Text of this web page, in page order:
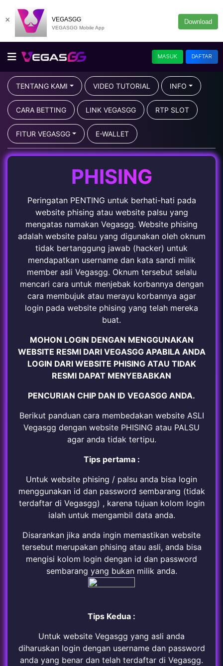
VEGASGG
VEGASGG Mobile App
Download
×
MASUK DAFTAR
TENTANG KAMI VIDEO TUTORIAL INFO
CARA BETTING LINK VEGASGG RTP SLOT
FITUR VEGASGG E-WALLET
PHISING
Peringatan PENTING untuk berhati-hati pada
website phising atau website palsu yang
mengatas namakan Vegasgg. Website phising
adalah website palsu yang digunakan oleh oknum
tidak bertanggung jawab (hacker) untuk
mendapatkan username dan kata sandi milik
member asli Vegasgg. Oknum tersebut selalu
mencari cara untuk menjebak korbannya dengan
cara membujuk atau merayu korbannya agar
login pada website phising yang telah mereka
buat.
MOHON LOGIN DENGAN MENGGUNAKAN
WEBSITE RESMI DARI VEGASGG APABILA ANDA
LOGIN DARI WEBSITE PHISING ATAU TIDAK
RESMI DAPAT MENYEBABKAN
PENCURIAN CHIP DAN ID VEGASGG ANDA.
Berikut panduan cara membedakan website ASLI
Vegasgg dengan website PHISING atau PALSU
agar anda tidak tertipu.
Tips pertama :
Untuk website phising / palsu anda bisa login
menggunakan id dan password sembarang (tidak
terdaftar di Vegasgg) , karena tujuan kolom login
ialah untuk mengambil data anda.
Disarankan jika anda ingin memastikan website
tersebut merupakan phising atau asli, anda bisa
mengisi kolom login dengan id dan password
sembarang yang bukan milik anda.
Tips Kedua :
Untuk website Vegasgg yang asli anda
diharuskan login dengan username dan password
anda yang benar dan telah terdaftar di Vegasgg.